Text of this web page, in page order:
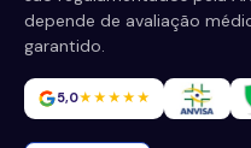
depende de avaliação
garantido.
5,0★★★★★